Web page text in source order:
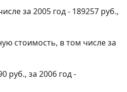
за 2005 год - 189257 руб.,
стоимость, в том числе за
руб., за 2006 год -